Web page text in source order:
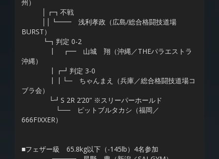
州）
│┏┓不戦
││┗━━ 浅利孝政（広島/総合格闘技道場
BURST）
┗┓判定 0-2
┃ ┏━ 山城 翔（沖縄／THEパラエストラ
沖縄）
┃┏┛判定 3-0
┃┃└─ ちゃんまえ（兵庫／総合格闘技道場コ
ブラ会）
└┛S 2R 2’20” ※スリーパーホールド
└── ピットブルタカシ（福岡／
666FIXXER）
■フェザー級 65.8kg以下（-145lb）4名参加